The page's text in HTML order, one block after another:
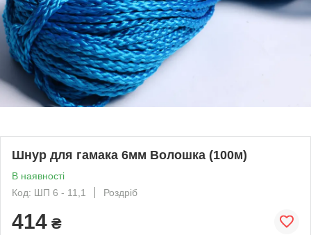
Шнур для гамака 6мм Волошка (100м)
В наявності
Код: ШП 6 - 11,1
Роздріб
414 ₴